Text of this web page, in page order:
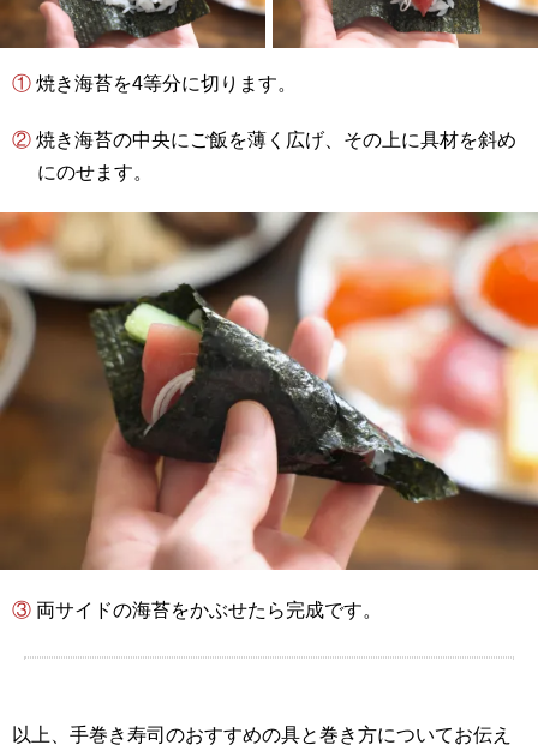
① 焼き海苔を4等分に切ります。
② 焼き海苔の中央にご飯を薄く広げ、その上に具材を斜め
にのせます。
③ 両サイドの海苔をかぶせたら完成です。
以上、手巻き寿司のおすすめの具と巻き方についてお伝え